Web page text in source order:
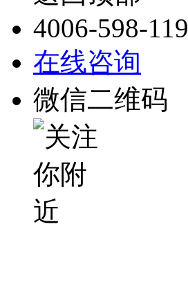
4006-598-119
在线咨询
微信二维码